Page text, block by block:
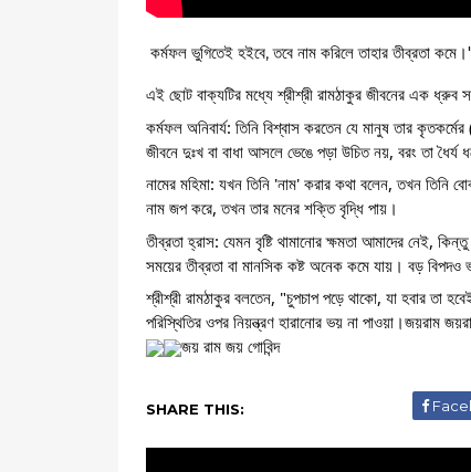
কর্মফল ভুগিতেই হইবে, তবে নাম করিলে তাহার তীব্রতা কমে।"
এই ছোট বাক্যটির মধ্যে শ্রীশ্রী রামঠাকুর জীবনের এক ধ্রুব
কর্মফল অনিবার্য: তিনি বিশ্বাস করতেন যে মানুষ তার
জীবনে দুঃখ বা বাধা আসলে ভেঙে পড়া উচিত নয়, বরং তা ধৈর্য
নামের মহিমা: যখন তিনি 'নাম' করার কথা বলেন, তখন তিনি
নাম জপ করে, তখন তার মনের শক্তি বৃদ্ধি পায়।
তীব্রতা হ্রাস: যেমন বৃষ্টি থামানোর ক্ষমতা আমাদের নেই,
সময়ের তীব্রতা বা মানসিক কষ্ট অনেক কমে যায়। বড়
শ্রীশ্রী রামঠাকুর বলতেন, "চুপচাপ পড়ে থাকো, যা হবার তা
পরিস্থিতির ওপর নিয়ন্ত্রণ হারানোর ভয় না পাওয়া।জয়রাম
জয় রাম জয় গোবিন্দ
SHARE THIS: